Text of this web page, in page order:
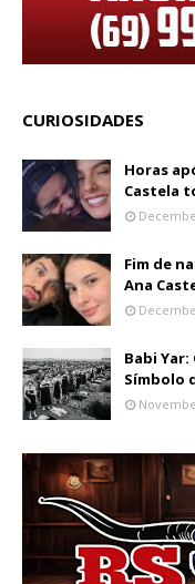
CURIOSIDADES
Horas
Castela
Fim de
Ana
Babi
Símbolo